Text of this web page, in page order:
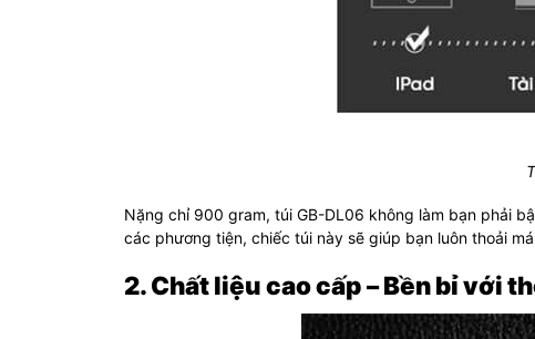
Nặng chỉ 900 gram, túi GB-DL06 không làm bạn phải
các phương tiện, chiếc túi này sẽ giúp bạn luôn thoải
2. Chất liệu cao cấp – Bền bỉ với